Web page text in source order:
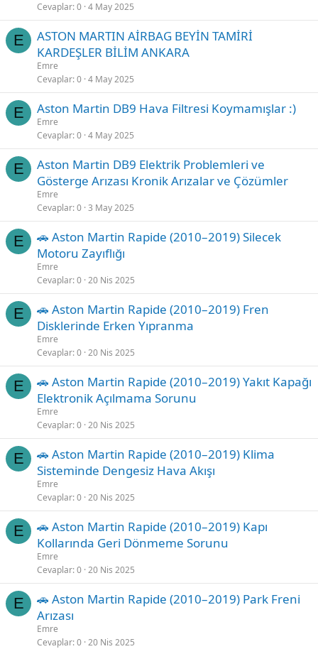
Cevaplar 0 4 May 2025
E
ASTON MARTIN AİRBAG BEYİN TAMİRİ
KARDEŞLER BİLİM ANKARA
Emre
Cevaplar 0 4 May 2025
E Aston Martin DB9 Hava Filtresi Koymamışlar :)
Emre
Cevaplar 0 4 May 2025
E
Aston Martin DB9 Elektrik Problemleri ve
Gösterge Arızası Kronik Arızalar ve Çözümler
Emre
Cevaplar 0 3 May 2025
E
🚗 Aston Martin Rapide (2010–2019) Silecek
Motoru Zayıflığı
Emre
Cevaplar 0 20 Nis 2025
E
🚗 Aston Martin Rapide (2010–2019) Fren
Disklerinde Erken Yıpranma
Emre
Cevaplar 0 20 Nis 2025
E
🚗 Aston Martin Rapide (2010–2019) Yakıt Kapağı
Elektronik Açılmama Sorunu
Emre
Cevaplar 0 20 Nis 2025
E
🚗 Aston Martin Rapide (2010–2019) Klima
Sisteminde Dengesiz Hava Akışı
Emre
Cevaplar 0 20 Nis 2025
E
🚗 Aston Martin Rapide (2010–2019) Kapı
Kollarında Geri Dönmeme Sorunu
Emre
Cevaplar 0 20 Nis 2025
E
🚗 Aston Martin Rapide (2010–2019) Park Freni
Arızası
Emre
Cevaplar 0 20 Nis 2025